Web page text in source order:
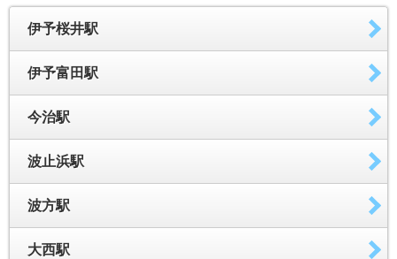
伊予桜井駅
伊予富田駅
今治駅
波止浜駅
波方駅
大西駅